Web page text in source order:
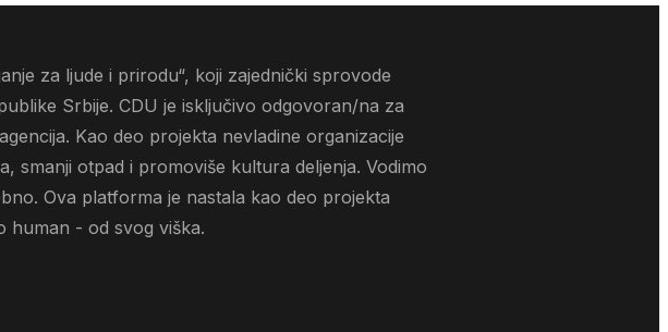
za ljude i prirodu“, koji zajednički sprovode
Srbije. CDU je isključivo odgovoran/na za
Kao deo projekta nevladine organizacije
smanji otpad i promoviše kultura deljenja. Vodimo
Ova platforma je nastala kao deo projekta
human - od svog viška.